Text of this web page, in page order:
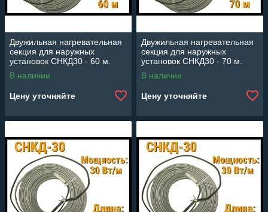
Двужильная нагревательная
секция для наружных
установок СНКД30 - 60 м.
(Длина: 60 м., мощность:
1800 Вт)
В наличии
Цену уточняйте
Двужильная нагревательная
секция для наружных
установок СНКД30 - 70 м.
(Длина: 70 м., мощность:
2100 Вт)
В наличии
Цену уточняйте